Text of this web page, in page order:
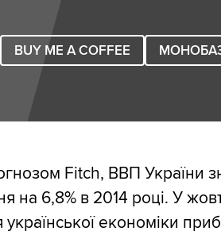
BUY ME A COFFEE
Fitch, ВВП України
на 6,8% в 2014 році. У
економіки